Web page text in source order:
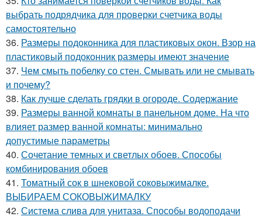
выбрать подрядчика для проверки счетчика воды
самостоятельно
36. Размеры подоконника для пластиковых окон. Взор на
пластиковый подоконник размеры имеют значение
37. Чем смыть побелку со стен. Смывать или не смывать
и почему?
38. Как лучше сделать грядки в огороде. Содержание
39. Размеры ванной комнаты в панельном доме. На что
влияет размер ванной комнаты: минимально
допустимые параметры
40. Сочетание темных и светлых обоев. Способы
комбинирования обоев
41. Томатный сок в шнековой соковыжималке.
ВЫБИРАЕМ СОКОВЫЖИМАЛКУ
42. Система слива для унитаза. Способы водоподачи